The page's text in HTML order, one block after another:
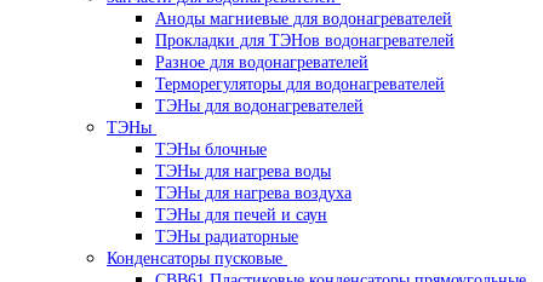
Аноды магниевые для водонагревателей
Прокладки для ТЭНов водонагревателей
Разное для водонагревателей
Терморегуляторы для водонагревателей
ТЭНы для водонагревателей
ТЭНы
ТЭНы блочные
ТЭНы для нагрева воды
ТЭНы для нагрева воздуха
ТЭНы для печей и саун
ТЭНы радиаторные
Конденсаторы пусковые